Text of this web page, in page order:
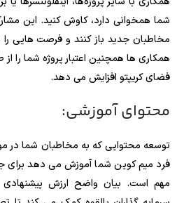
شما همخوانی دارد، کاوش کنید. این
مخاطبان جدید باز کنند و فرصت هایی را
همکاری ها همچنین اعتبار پروژه شما را
فضای کریپتو افزایش می دهد.
محتوای آموزشی:
توسعه محتوایی که به مخاطبان شما در
فرد میم کوین شما آموزش می دهد برای
مهم است. بیان واضح ارزش